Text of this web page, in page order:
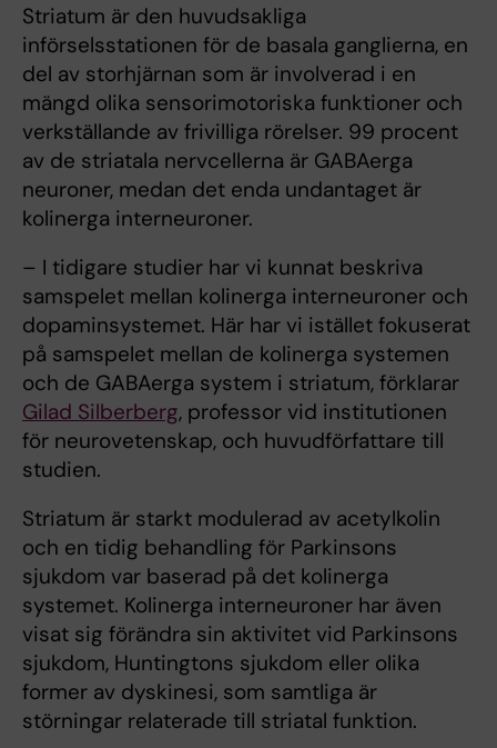
Striatum är den huvudsakliga
införselsstationen för de basala ganglierna, en
del av storhjärnan som är involverad i en
mängd olika sensorimotoriska funktioner och
verkställande av frivilliga rörelser. 99 procent
av de striatala nervcellerna är GABAerga
neuroner, medan det enda undantaget är
kolinerga interneuroner.
– I tidigare studier har vi kunnat beskriva
samspelet mellan kolinerga interneuroner och
dopaminsystemet. Här har vi istället fokuserat
på samspelet mellan de kolinerga systemen
och de GABAerga system i striatum, förklarar
Gilad Silberberg, professor vid institutionen
för neurovetenskap, och huvudförfattare till
studien.
Striatum är starkt modulerad av acetylkolin
och en tidig behandling för Parkinsons
sjukdom var baserad på det kolinerga
systemet. Kolinerga interneuroner har även
visat sig förändra sin aktivitet vid Parkinsons
sjukdom, Huntingtons sjukdom eller olika
former av dyskinesi, som samtliga är
störningar relaterade till striatal funktion.